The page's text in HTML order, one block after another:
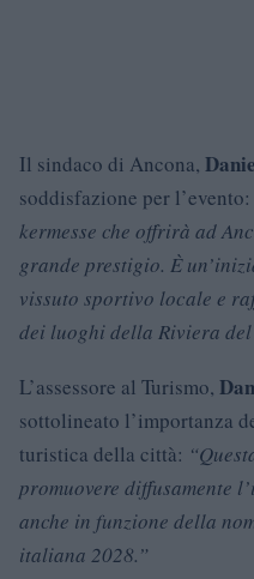
Il sindaco di Ancona,
soddisfazione per l’evento:
kermesse che offrirà ad
grande prestigio. È
vissuto sportivo locale e
dei luoghi della Riviera
L’assessore al Turismo,
sottolineato l’importanza
turistica della città:
promuovere diffusamente
anche in funzione della
italiana 2028.”